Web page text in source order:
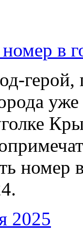
в
герой,
номер
2025